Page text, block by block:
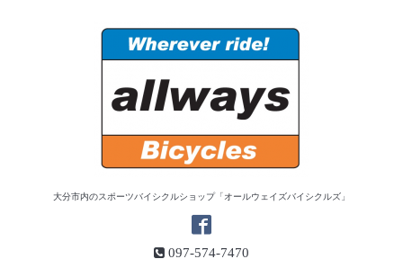
大分市内のスポーツバイシクルショップ「オールウェイズバイシクルズ」
097-574-7470